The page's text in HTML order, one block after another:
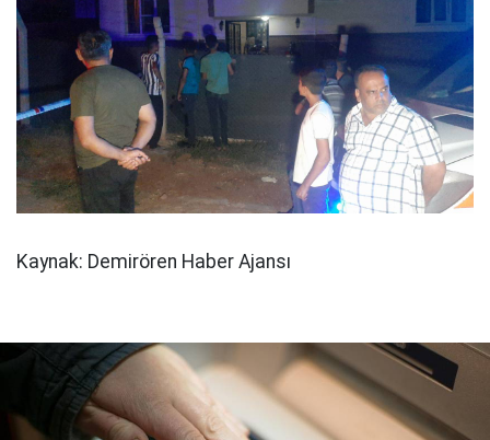
Kaynak: Demirören Haber Ajansı